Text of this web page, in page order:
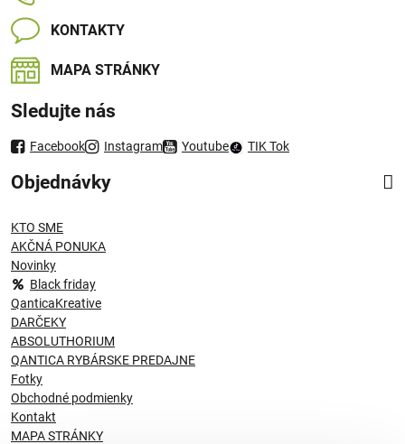
KONTAKTY
MAPA STRÁNKY
Sledujte nás
Facebook Instagram Youtube TIK Tok
Objednávky
KTO SME
AKČNÁ PONUKA
Novinky
Black friday
QanticaKreative
DARČEKY
ABSOLUTHORIUM
QANTICA RYBÁRSKE PREDAJNE
Fotky
Obchodné podmienky
Kontakt
MAPA STRÁNKY